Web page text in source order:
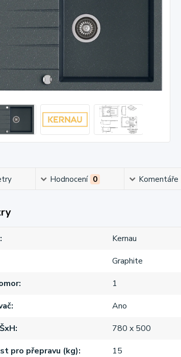
Hodnocení 0 Komentáře
Kernau
Graphite
1
Ano
780 x 500
pro přepravu (kg)
15